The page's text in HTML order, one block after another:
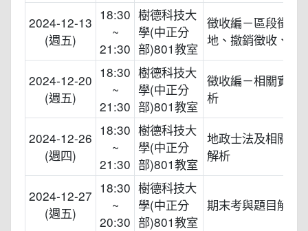
2024-12-13
(週五)
18:30
~
21:30
樹德科技大
學(中正分
部)801教室
徵收編－區段徵收
地、撤銷徵收、廢
2024-12-20
(週五)
18:30
~
21:30
樹德科技大
學(中正分
部)801教室
徵收編－相關實務
析
2024-12-26
(週四)
18:30
~
21:30
樹德科技大
學(中正分
部)801教室
地政士法及相關實
解析
2024-12-27
(週五)
18:30
~
20:30
樹德科技大
學(中正分
部)801教室
期末考與題目解析